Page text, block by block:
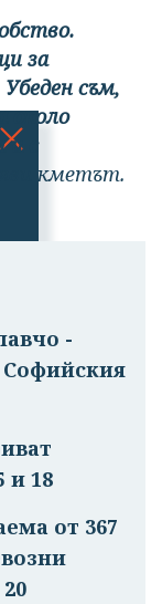
за
съм,
около
с
кметът.
-
и 18
от 367